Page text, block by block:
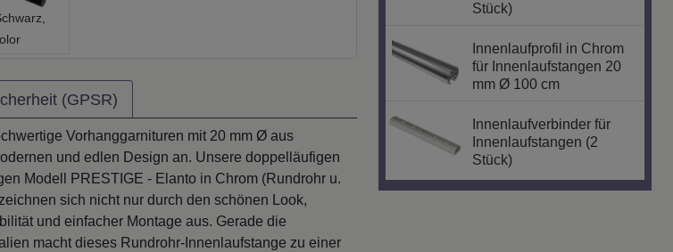
(GPSR)
Vorhanggarnituren mit 20 mm Ø aus
und edlen Design an. Unsere doppelläufigen
Modell PRESTIGE - Elanto in Chrom (Rundrohr u.
sich nicht nur durch den schönen Look,
und einfacher Montage aus. Gerade die
macht dieses Rundrohr-Innenlaufstange zu einer
Stück)
Innenlaufprofil in Chrom
für Innenlaufstangen 20
mm Ø 100 cm
Innenlaufverbinder für
Innenlaufstangen (2
Stück)